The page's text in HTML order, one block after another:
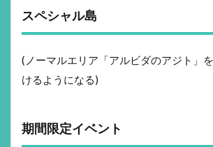
スペシャル島
(ノーマルエリア「アルビダのアジト」
けるようになる)
期間限定イベント